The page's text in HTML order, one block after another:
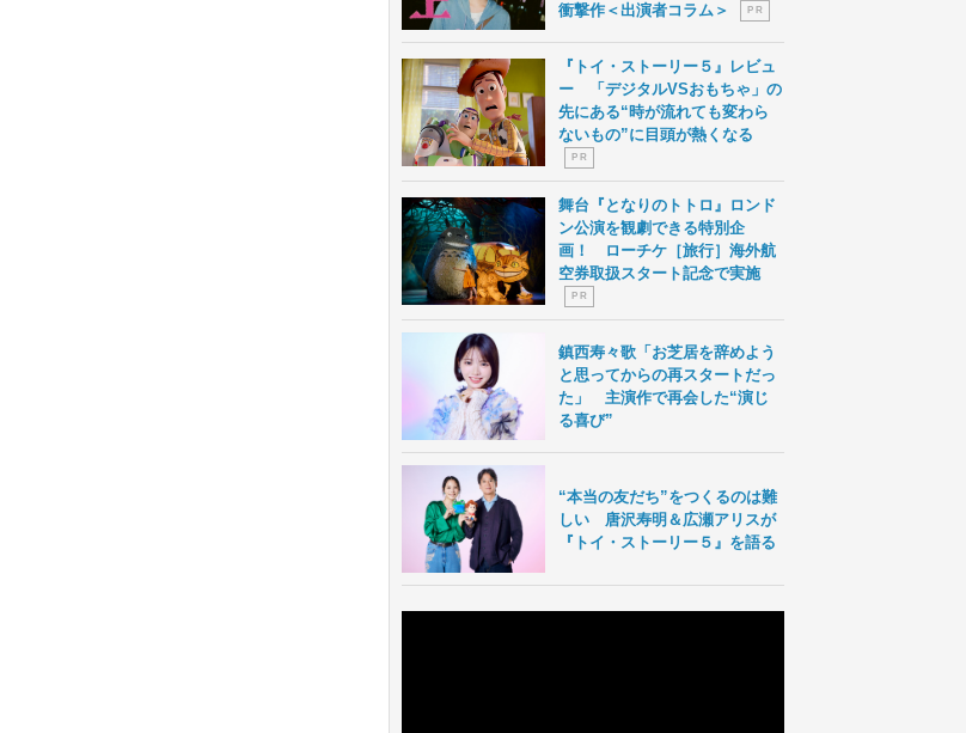
衝撃作＜出演者コラム＞
P R
『トイ・ストーリー５』レビュ
ー 「デジタルVSおもちゃ」の
先にある“時が流れても変わら
ないもの”に目頭が熱くなる
P R
舞台『となりのトトロ』ロンド
ン公演を観劇できる特別企
画！ ローチケ［旅行］海外航
空券取扱スタート記念で実施
P R
鎮西寿々歌「お芝居を辞めよう
と思ってからの再スタートだっ
た」 主演作で再会した“演じ
る喜び”
“本当の友だち”をつくるのは難
しい 唐沢寿明＆広瀬アリスが
『トイ・ストーリー５』を語る